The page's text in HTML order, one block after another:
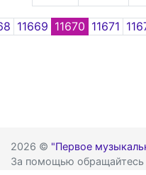
11669 11670 11671
2026 © "Первое
За помощью обращайтесь